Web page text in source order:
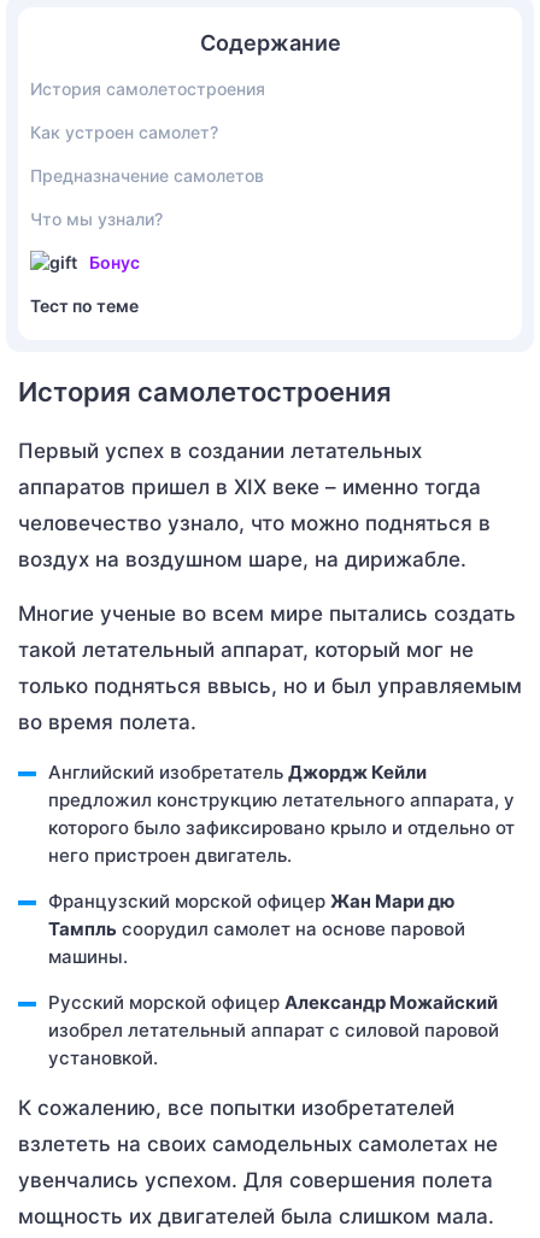
Содержание
История самолетостроения
Как устроен самолет?
Предназначение самолетов
Что мы узнали?
Бонус
Тест по теме
История самолетостроения
Первый успех в создании летательных
аппаратов пришел в XIX веке – именно тогда
человечество узнало, что можно подняться в
воздух на воздушном шаре, на дирижабле.
Многие ученые во всем мире пытались создать
такой летательный аппарат, который мог не
только подняться ввысь, но и был управляемым
во время полета.
Английский изобретатель Джордж Кейли
предложил конструкцию летательного аппарата, у
которого было зафиксировано крыло и отдельно от
него пристроен двигатель.
Французский морской офицер Жан Мари дю
Тампль соорудил самолет на основе паровой
машины.
Русский морской офицер Александр Можайский
изобрел летательный аппарат с силовой паровой
установкой.
К сожалению, все попытки изобретателей
взлететь на своих самодельных самолетах не
увенчались успехом. Для совершения полета
мощность их двигателей была слишком мала.